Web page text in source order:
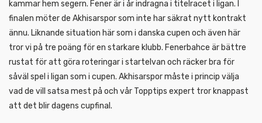
kammar hem segern. Fener är i år indragna i titelracet i ligan. I
finalen möter de Akhisarspor som inte har säkrat nytt kontrakt
ännu. Liknande situation här som i danska cupen och även här
tror vi på tre poäng för en starkare klubb. Fenerbahce är bättre
rustat för att göra roteringar i startelvan och räcker bra för
såväl spel i ligan som i cupen. Akhisarspor måste i princip välja
vad de vill satsa mest på och vår Topptips expert tror knappast
att det blir dagens cupfinal.